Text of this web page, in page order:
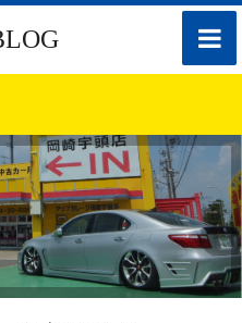
toggle